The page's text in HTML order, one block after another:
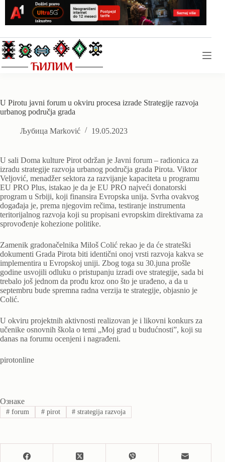
content
U Pirotu javni forum u okviru procesa izrade Strategije razvoja
urbanog područja grada
Љубица Marković 19.05.2023
U sali Doma kulture Pirot održan je Javni forum – radionica za
izradu strategije razvoja urbanog područja grada Pirota. Viktor
Veljović, menadžer sektora za razvijanje kapaciteta u programu
EU PRO Plus, istakao je da je EU PRO najveći donatorski
program u Srbiji, koji finansira Evropska unija. Svrha ovakvog
događaja je, prema njegovim rečima, testiranje instrumenta
teritorijalnog razvoja koji su propisani evropskim direktivama za
sprovođenje kohezione politike.
Zamenik gradonačelnika Miloš Colić rekao je da će strateški
dokumenti Grada Pirota biti identični onoj vrsti razvoja kakva se
implementira u Evropskoj uniji. Zbog toga su 30.juna prošle
godine usvojili odluku o pristupanju izradi ove strategije, sada bi
trebalo još jednom da prođu kroz ono što je urađeno, a da u
septembru bude spremna radna verzija te strategije, objasnio je
Colić.
U okviru projektnih aktivnosti realizovan je i likovni konkurs za
učenike osnovnih škola o temi „Moj grad u budućnosti”, koji su
danas na forumu ocenjeni i nagrađeni.
pirotonline
Ознаке
#forum #pirot # strategija razvoja